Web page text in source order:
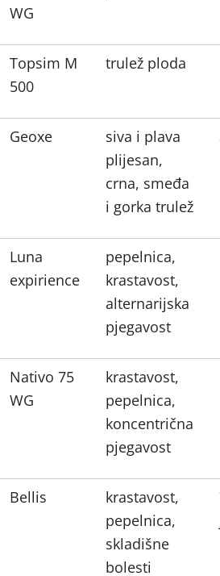
WG
Topsim M
500
trulež ploda
Geoxe
siva i plava
plijesan,
crna, smeđa
i gorka trulež
Luna
expirience
pepelnica,
krastavost,
alternarijska
pjegavost
Nativo 75
WG
krastavost,
pepelnica,
koncentrična
pjegavost
Bellis
krastavost,
pepelnica,
skladišne
bolesti